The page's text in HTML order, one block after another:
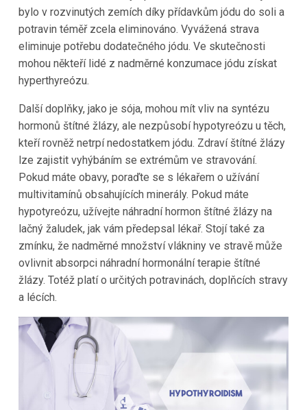
bylo v rozvinutých zemích díky přídavkům jódu do soli a
potravin téměř zcela eliminováno. Vyvážená strava
eliminuje potřebu dodatečného jódu. Ve skutečnosti
mohou někteří lidé z nadměrné konzumace jódu získat
hyperthyreózu.
Další doplňky, jako je sója, mohou mít vliv na syntézu
hormonů štítné žlázy, ale nezpůsobí hypotyreózu u těch,
kteří rovněž netrpí nedostatkem jódu. Zdraví štítné žlázy
lze zajistit vyhýbáním se extrémům ve stravování.
Pokud máte obavy, poraďte se s lékařem o užívání
multivitamínů obsahujících minerály. Pokud máte
hypotyreózu, užívejte náhradní hormon štítné žlázy na
lačný žaludek, jak vám předepsal lékař. Stojí také za
zmínku, že nadměrné množství vlákniny ve stravě může
ovlivnit absorpci náhradní hormonální terapie štítné
žlázy. Totéž platí o určitých potravinách, doplňcích stravy
a lécích.